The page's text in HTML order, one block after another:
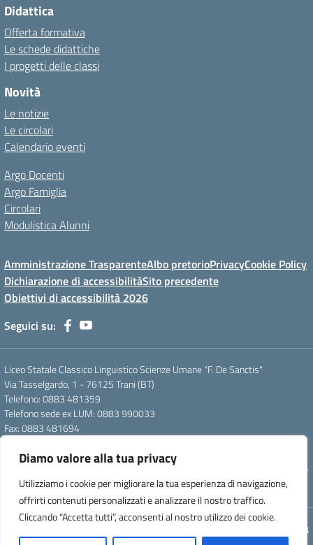
Diamo valore alla tua privacy
Utilizziamo i cookie per migliorare la tua esperienza di navigazione,
offrirti contenuti personalizzati e analizzare il nostro traffico.
Cliccando “Accetta tutti”, acconsenti al nostro utilizzo dei cookie.
Didattica
Offerta formativa
Le schede didattiche
I progetti delle classi
Novità
Le notizie
Le circolari
Calendario eventi
Argo Docenti
Argo Famiglia
Circolari
Modulistica Alunni
Amministrazione TrasparenteAlbo pretorioPrivacyCookie Policy
Dichiarazione di accessibilitàSito precedente
Obiettivi di accessibilità 2026
Seguici su:
Liceo Statale Classico Linguistico Scienze Umane "F. De Sanctis"
Via Tasselgardo, 1 - 76125 Trani (BT)
Telefono: 0883 481359
Telefono sede ex LUM: 0883 990033
Fax: 0883 481694
Pec: btpc210007@pec.istruzione.it
Codice Meccanografico: istsc_btpc210007 - Codice Fiscale: 92058830727
- Codice Univoco d'ufficio: UFG4S9
Concept & Design by Designers Italia